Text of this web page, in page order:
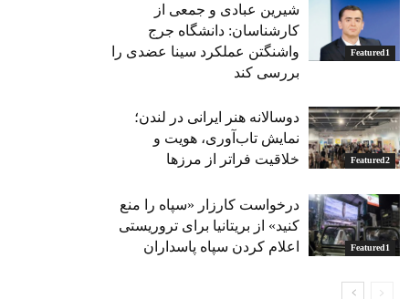
Featured1
شیرین عبادی و جمعی از
کارشناسان: دانشگاه جرج
واشنگتن عملکرد سینا عضدی را
بررسی کند
Featured2
دوسالانه هنر ایرانی در لندن؛
نمایش تاب‌آوری، هویت و
خلاقیت فراتر از مرزها
Featured1
درخواست کارزار «سپاه را منع
کنید» از بریتانیا برای تروریستی
اعلام کردن سپاه پاسداران